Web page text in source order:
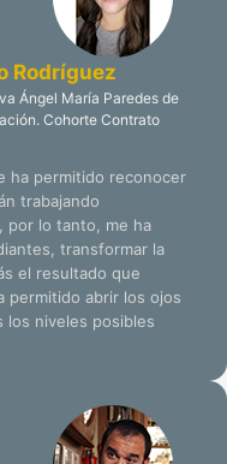
Rodríguez
Ángel María Paredes de
Cohorte Contrato
ha permitido reconocer
trabajando
por lo tanto, me ha
transformar la
el resultado que
permitido abrir los ojos
los niveles posibles